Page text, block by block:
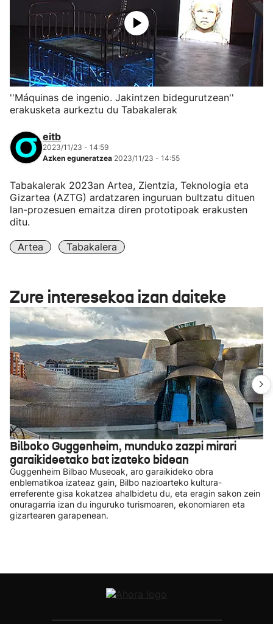
''Máquinas de ingenio. Jakintzen bidegurutzean''
erakusketa aurkeztu du Tabakalerak
eitb
2023/11/23 - 14:59
Azken eguneratzea 2023/11/23 - 14:55
Tabakalerak 2023an Artea, Zientzia, Teknologia eta
Gizartea (AZTG) ardatzaren inguruan bultzatu dituen
lan-prozesuen emaitza diren prototipoak erakusten
ditu.
Artea Tabakalera
Zure interesekoa izan daiteke
Bilboko Guggenheim, munduko zazpi mirari
garaikideetako bat izateko bidean
Guggenheim Bilbao Museoak, aro garaikideko obra
enblematikoa izateaz gain, Bilbo nazioarteko kultura-
erreferente gisa kokatzea ahalbidetu du, eta eragin sakon zein
onuragarria izan du inguruko turismoaren, ekonomiaren eta
gizartearen garapenean.